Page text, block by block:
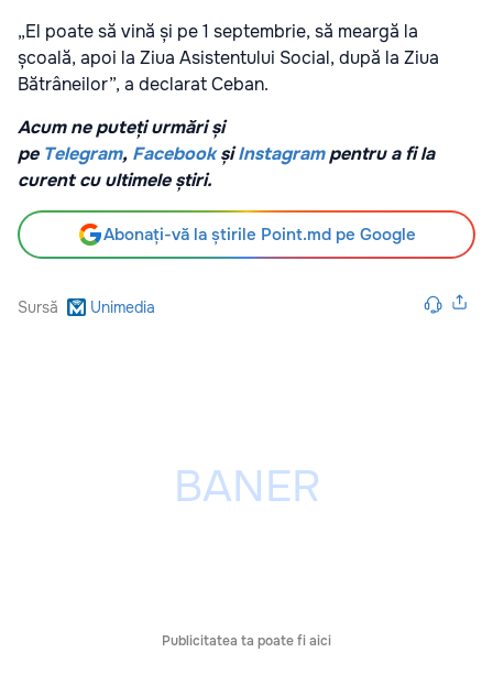
„El poate să vină și pe 1 septembrie, să meargă la
școală, apoi la Ziua Asistentului Social, după la Ziua
Bătrâneilor”, a declarat Ceban.
Acum ne puteți urmări și
pe Telegram, Facebook șiInstagrampentru a fi la
curent cu ultimele știri.
Abonați-vă la știrile Point.md pe Google
Sursă Unimedia
Publicitatea ta poate fi aici